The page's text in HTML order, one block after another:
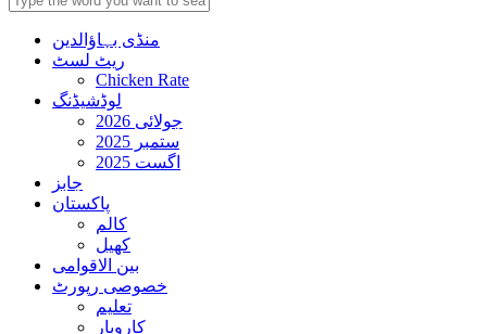
منڈی بہاؤالدین
ریٹ لسٹ
Chicken Rate
لوڈشیڈنگ
جولائی 2026
ستمبر 2025
اگست 2025
جابز
پاکستان
کالم
کھیل
بین الاقوامی
خصوصی رپورٹ
تعلیم
کاروبار